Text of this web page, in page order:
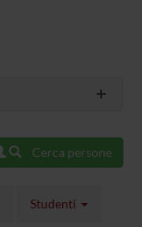
Cerca persone
Studenti